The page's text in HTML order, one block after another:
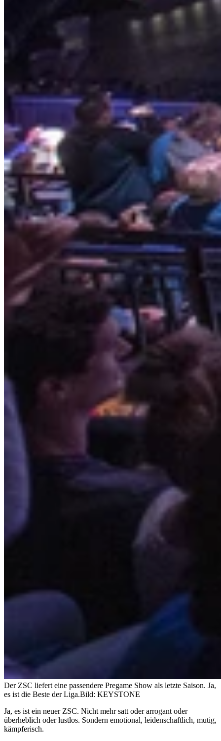
Der ZSC liefert eine passendere Pregame Show als letzte Saison. Ja,
es ist die Beste der Liga.Bild: KEYSTONE
Ja, es ist ein neuer ZSC. Nicht mehr satt oder arrogant oder
überheblich oder lustlos. Sondern emotional, leidenschaftlich, mutig,
kämpferisch.